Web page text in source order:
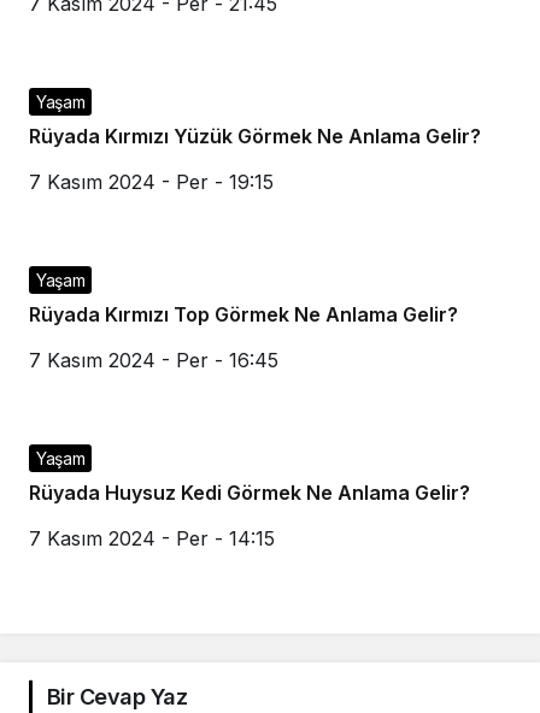
Yaşam
Rüyada Kırmızı Yüzük Görmek Ne Anlama Gelir?
7 Kasım 2024 - Per - 19:15
Yaşam
Rüyada Kırmızı Top Görmek Ne Anlama Gelir?
7 Kasım 2024 - Per - 16:45
Yaşam
Rüyada Huysuz Kedi Görmek Ne Anlama Gelir?
7 Kasım 2024 - Per - 14:15
Bir Cevap Yaz